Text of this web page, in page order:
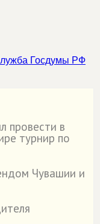
Госдумы РФ
провести в
турнир по
Чувашии и